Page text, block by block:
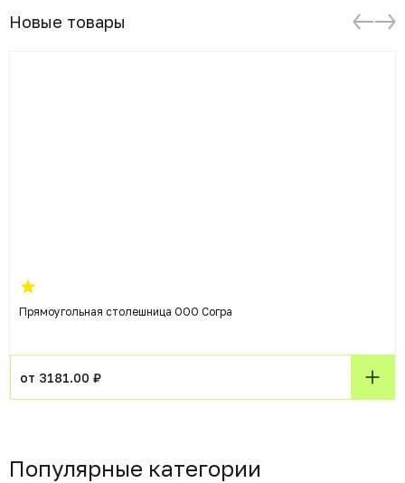
Новые товары
Прямоугольная столешница ООО Согра
от 3181.00 ₽
Популярные категории